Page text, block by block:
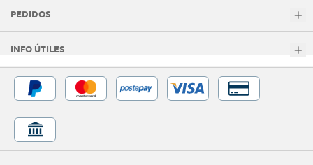
PEDIDOS
INFO ÚTILES